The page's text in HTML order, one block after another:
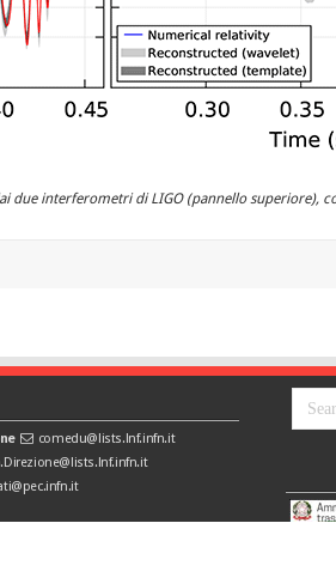
due interferometri di LIGO (pannello superiore),
comedu@lists.lnf.infn.it